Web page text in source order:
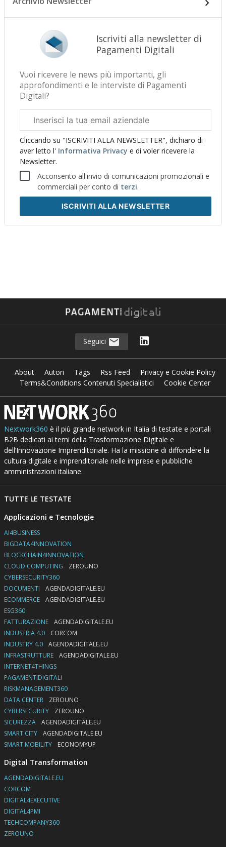
Iscriviti alla newsletter di
Pagamenti Digitali
Vuoi ricevere le news più importanti, gli
approfondimenti e le interviste di Pagamenti
Digitali?
aziendale
Cliccando su "ISCRIVITI ALLA NEWSLETTER", dichiaro di
aver letto l' Informativa Privacy e di voler ricevere la
Newsletter.
Acconsento all'invio di comunicazioni promozionali e
commerciali per conto di terzi.
ISCRIVITI ALLA NEWSLETTER
Seguici
About Autori Tags Rss Feed
Privacy e Cookie Policy
Terms&Conditions Contenuti Specialistici
Cookie Center
Nextwork360 è il più grande network in Italia di testate e portali
B2B dedicati ai temi della Trasformazione Digitale e
dell’Innovazione Imprenditoriale. Ha la missione di diffondere la
cultura digitale e imprenditoriale nelle imprese e pubbliche
amministrazioni italiane.
TUTTE LE TESTATE
Applicazioni e Tecnologie
AI4BUSINESS
BIGDATA4INNOVATION
BLOCKCHAIN4INNOVATION
CLOUD COMPUTING
ZEROUNO
CYBERSECURITY360
DOCUMENTI
AGENDADIGITALE.EU
ECOMMERCE
AGENDADIGITALE.EU
ESG360
FATTURAZIONE
AGENDADIGITALE.EU
INDUSTRIA 4.0
CORCOM
INDUSTRY 4.0
AGENDADIGITALE.EU
INFRASTRUTTURE
AGENDADIGITALE.EU
INTERNET4THINGS
PAGAMENTIDIGITALI
RISKMANAGEMENT360
DATA CENTER
ZEROUNO
CYBERSECURITY
ZEROUNO
SICUREZZA
AGENDADIGITALE.EU
SMART CITY
AGENDADIGITALE.EU
SMART MOBILITY
ECONOMYUP
Digital Transformation
AGENDADIGITALE.EU
CORCOM
DIGITAL4EXECUTIVE
DIGITAL4PMI
TECHCOMPANY360
ZEROUNO